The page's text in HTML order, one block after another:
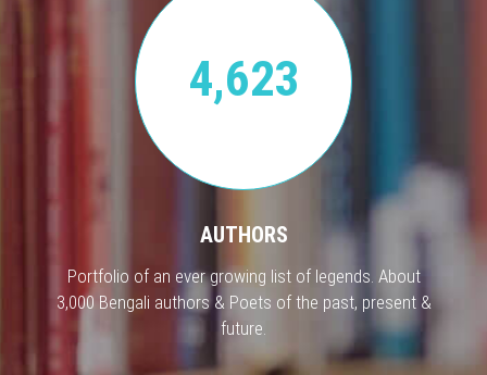
4,623
AUTHORS
Portfolio of an ever growing list of legends. About
3,000 Bengali authors & Poets of the past, present &
future.